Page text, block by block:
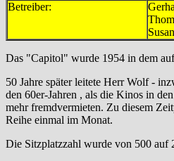
Betreiber:
Das "Capitol" wurde 1954 in dem
50 Jahre später leitete Herr Wolf -
den 60er-Jahren , als die Kinos in
mehr fremdvermieten. Zu diesem
Reihe einmal im Monat.
Die Sitzplatzzahl wurde von 500 auf